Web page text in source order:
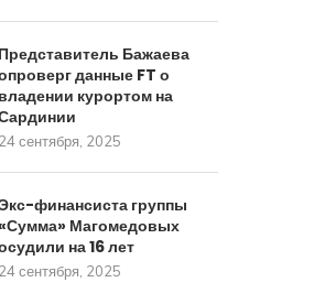
Представитель Бажаева
данные FT о
владении курортом на
24 сентября, 2025
финансиста группы
Магомедовых
на 16 лет
24 сентября, 2025